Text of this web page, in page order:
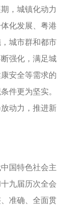
，城镇化动力
化发展、粤港
城市群和都市
强化，满足城
安全等需求的
件更为坚实。
动力，推进新
国特色社会主
九届历次全会
准确、全面贯